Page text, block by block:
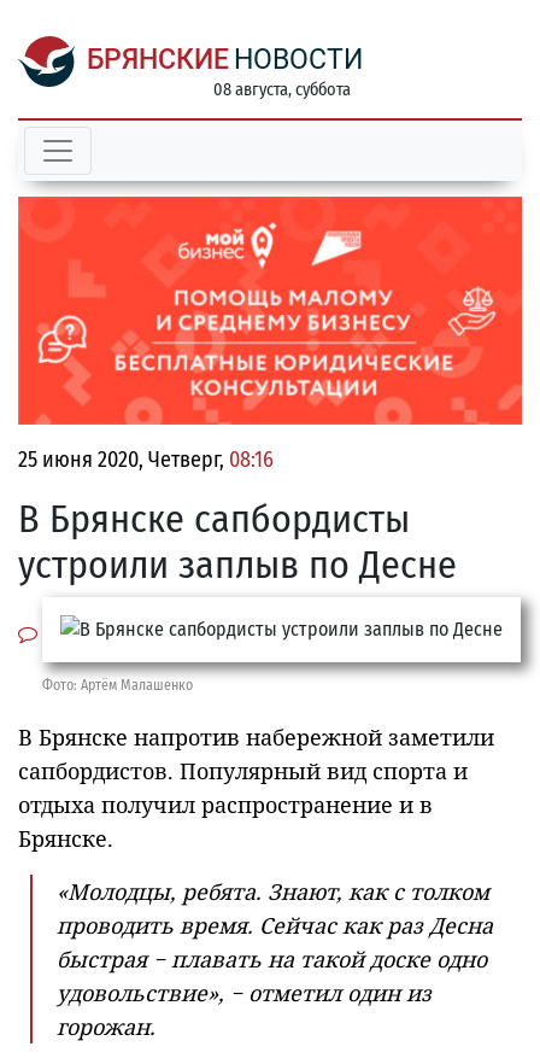
БРЯНСКИЕ НОВОСТИ
08 августа, суббота
25 июня 2020, Четверг, 08:16
В Брянске сапбордисты
устроили заплыв по Десне
Фото: Артём Малашенко
В Брянске напротив набережной заметили
сапбордистов. Популярный вид спорта и
отдыха получил распространение и в
Брянске.
«Молодцы, ребята. Знают, как с толком
проводить время. Сейчас как раз Десна
быстрая − плавать на такой доске одно
удовольствие», − отметил один из
горожан.